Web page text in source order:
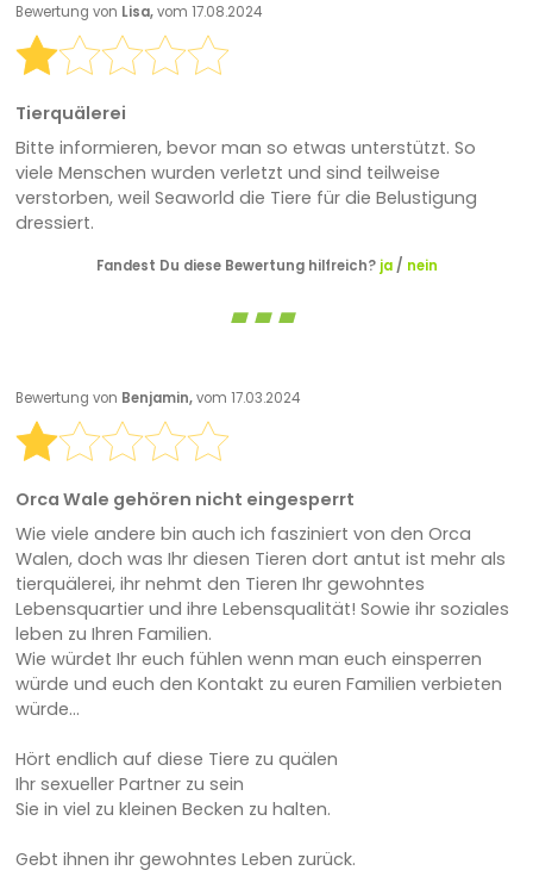
Bewertung von Lisa,vom 17.08.2024
Tierquälerei
Bitte informieren, bevor man so etwas unterstützt. So
viele Menschen wurden verletzt und sind teilweise
verstorben, weil Seaworld die Tiere für die Belustigung
dressiert.
Fandest Du diese Bewertung hilfreich? ja/ nein
Bewertung von Benjamin,vom 17.03.2024
Orca Wale gehören nicht eingesperrt
Wie viele andere bin auch ich fasziniert von den Orca
Walen, doch was Ihr diesen Tieren dort antut ist mehr als
tierquälerei, ihr nehmt den Tieren Ihr gewohntes
Lebensquartier und ihre Lebensqualität! Sowie ihr soziales
leben zu Ihren Familien.
Wie würdet Ihr euch fühlen wenn man euch einsperren
würde und euch den Kontakt zu euren Familien verbieten
würde...
Hört endlich auf diese Tiere zu quälen
Ihr sexueller Partner zu sein
Sie in viel zu kleinen Becken zu halten.
Gebt ihnen ihr gewohntes Leben zurück.